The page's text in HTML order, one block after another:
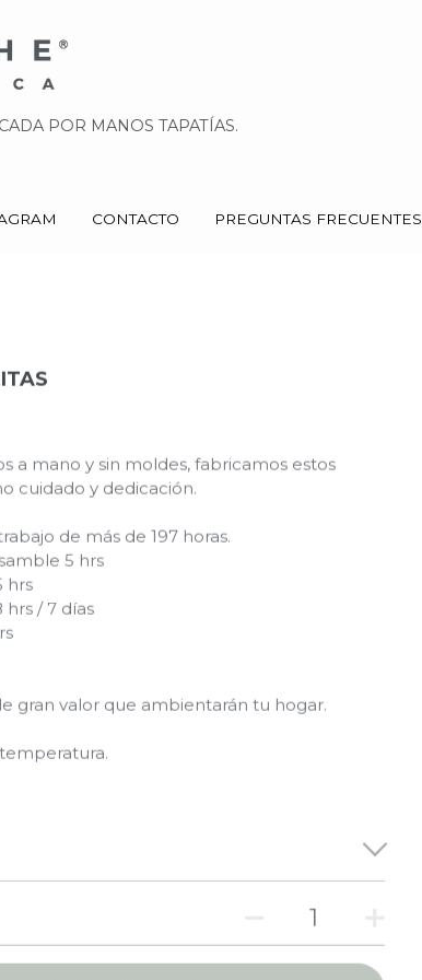
POR MANOS TAPATÍAS.
CONTACTO PREGUNTAS FRECUENTES
POR MANOS TAPATÍAS.
CONTACTO PREGUNTAS FRECUENTES
a mano y sin moldes, fabricamos estos
cuidado y dedicación.
de más de 197 horas.
5 hrs
hrs
hrs / 7 días
gran valor que ambientarán tu hogar.